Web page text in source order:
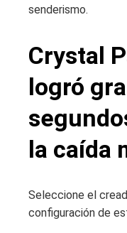
senderismo.
Crystal
logró
la caída
Seleccione el
configuración de